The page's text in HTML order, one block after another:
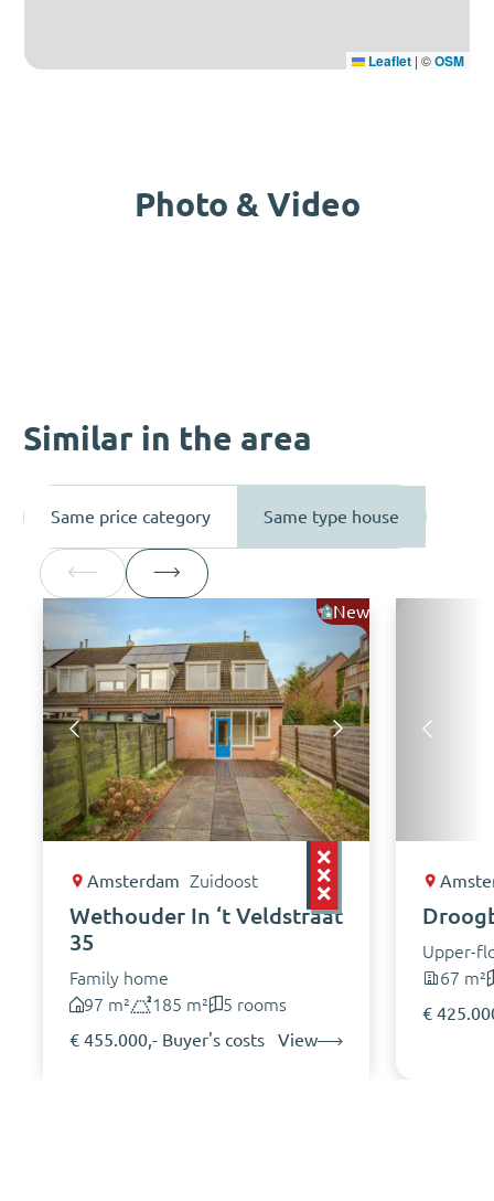
Leaflet | ©OSM
Photo & Video
Similar in the area
Same price category Same type house
New
Amsterdam Zuidoost
Wethouder In ‘t Veldstraat
35
Family home
97 m²
185 m²
5 rooms
€ 455.000,- Buyer's costs
View
Upper-
67 m²
€